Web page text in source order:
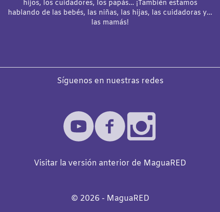
hijos, los cuidadores, los papás… ¡También estamos
hablando de las bebés, las niñas, las hijas, las cuidadoras y…
las mamás!
Síguenos en nuestras redes
Visitar la versión anterior de MaguaRED
©️ 2026 - MaguaRED